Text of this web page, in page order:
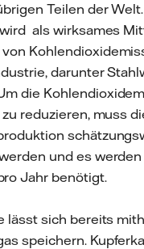
Teilen der Welt.
als wirksames
von
darunter
die
reduzieren, muss
und es
Jahr benötigt.
lässt sich bereits
speichern.